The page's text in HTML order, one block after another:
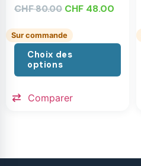
CHF80.00 CHF 48.00
Sur commande
Choix des
options
Comparer